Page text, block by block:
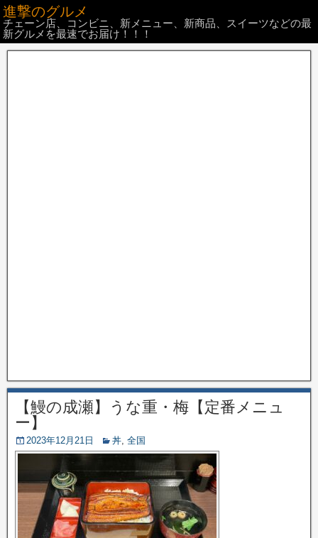
進撃のグルメ
チェーン店、コンビニ、新メニュー、新商品、スイーツなどの最
新グルメを最速でお届け！！！
【鰻の成瀬】うな重・梅【定番メニュ
ー】
2023年12月21日 丼, 全国